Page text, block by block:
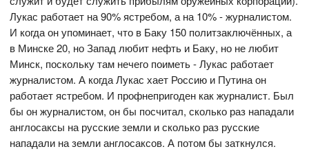
Лукас работает на 90% ястребом, а на 10% - журналистом.
И когда он упоминает, что в Баку 150 политзаключённых, а
в Минске 20, но Запад любит нефть и Баку, но не любит
Минск, поскольку там нечего поиметь - Лукас работает
журналистом. А когда Лукас хает Россию и Путина он
работает ястребом. И профнепригоден как журналист. Был
бы он журналистом, он бы посчитал, сколько раз нападали
англосаксы на русские земли и сколько раз русские
нападали на земли англосаксов. А потом бы заткнулся.